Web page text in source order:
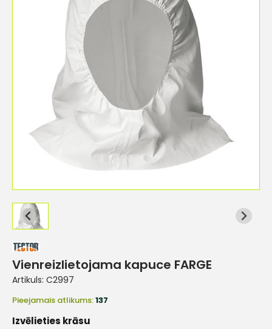
Vienreizlietojama kapuce FARGE
Artikuls: C2997
Pieejamais atlikums:137
Izvēlieties krāsu